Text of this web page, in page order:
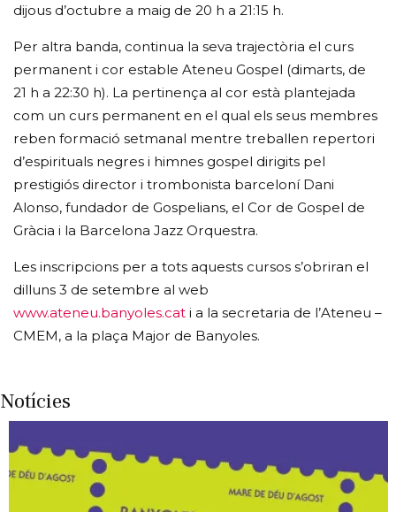
dijous d’octubre a maig de 20 h a 21:15 h.
Per altra banda, continua la seva trajectòria el curs
permanent i cor estable Ateneu Gospel (dimarts, de
21 h a 22:30 h). La pertinença al cor està plantejada
com un curs permanent en el qual els seus membres
reben formació setmanal mentre treballen repertori
d’espirituals negres i himnes gospel dirigits pel
prestigiós director i trombonista barceloní Dani
Alonso, fundador de Gospelians, el Cor de Gospel de
Gràcia i la Barcelona Jazz Orquestra.
Les inscripcions per a tots aquests cursos s’obriran el
dilluns 3 de setembre al web
www.ateneu.banyoles.cat i a la secretaria de l’Ateneu –
CMEM, a la plaça Major de Banyoles.
Notícies